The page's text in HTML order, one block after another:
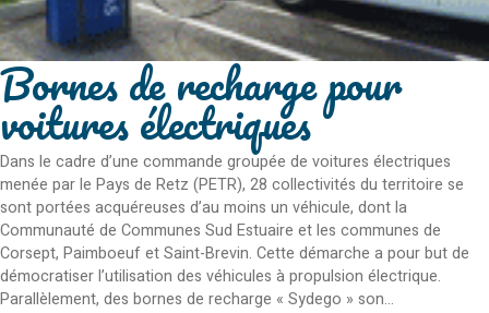
Bornes de recharge pour
voitures électriques
Dans le cadre d’une commande groupée de voitures électriques
menée par le Pays de Retz (PETR), 28 collectivités du territoire se
sont portées acquéreuses d’au moins un véhicule, dont la
Communauté de Communes Sud Estuaire et les communes de
Corsept, Paimboeuf et Saint-Brevin. Cette démarche a pour but de
démocratiser l’utilisation des véhicules à propulsion électrique.
Parallèlement, des bornes de recharge « Sydego » son...